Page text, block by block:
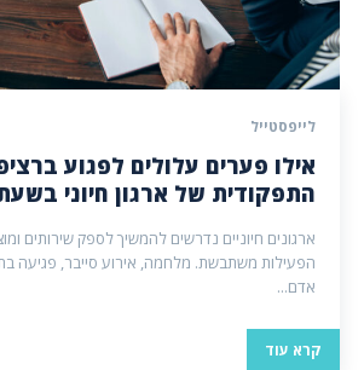
לייפסטייל
אילו פערים עלולים לפגוע
התפקודית של ארגון חיוני
ארגונים חיוניים נדרשים להמשיך לספק שירותים
הפעילות משתבשת. מלחמה, אירוע סייבר, פגיעה
אדם...
קרא עוד